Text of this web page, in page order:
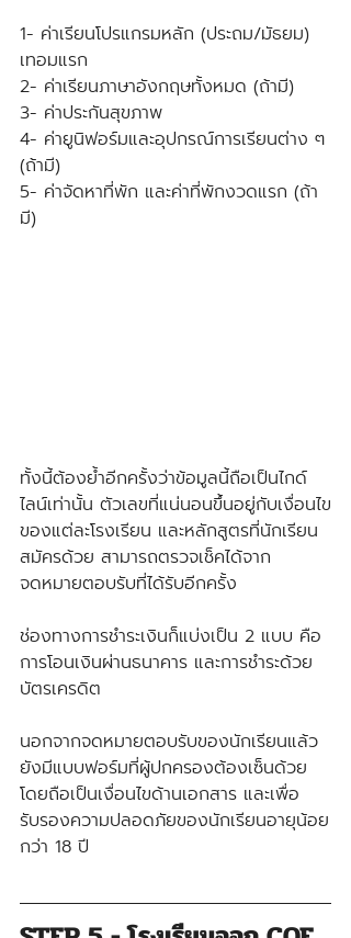
1- ค่าเรียนโปรแกรมหลัก (ประถม/มัธยม)
เทอมแรก
2- ค่าเรียนภาษาอังกฤษทั้งหมด (ถ้ามี)
3- ค่าประกันสุขภาพ
4- ค่ายูนิฟอร์มและอุปกรณ์การเรียนต่าง ๆ
(ถ้ามี)
5- ค่าจัดหาที่พัก และค่าที่พักงวดแรก (ถ้า
มี)
ทั้งนี้ต้องย้ำอีกครั้งว่าข้อมูลนี้ถือเป็นไกด์
ไลน์เท่านั้น ตัวเลขที่แน่นอนขึ้นอยู่กับเงื่อนไข
ของแต่ละโรงเรียน และหลักสูตรที่นักเรียน
สมัครด้วย สามารถตรวจเช็คได้จาก
จดหมายตอบรับที่ได้รับอีกครั้ง
ช่องทางการชำระเงินก็แบ่งเป็น 2 แบบ คือ
การโอนเงินผ่านธนาคาร และการชำระด้วย
บัตรเครดิต
นอกจากจดหมายตอบรับของนักเรียนแล้ว
ยังมีแบบฟอร์มที่ผู้ปกครองต้องเซ็นด้วย
โดยถือเป็นเงื่อนไขด้านเอกสาร และเพื่อ
รับรองความปลอดภัยของนักเรียนอายุน้อย
กว่า 18 ปี